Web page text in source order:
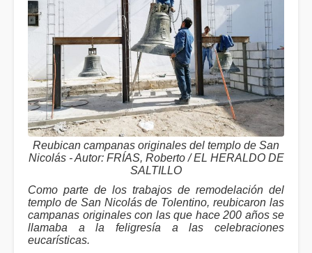
Reubican campanas originales del templo de San
Nicolás - Autor: FRÍAS, Roberto / EL HERALDO DE
SALTILLO
Como parte de los trabajos de remodelación del
templo de San Nicolás de Tolentino, reubicaron las
campanas originales con las que hace 200 años se
llamaba a la feligresía a las celebraciones
eucarísticas.